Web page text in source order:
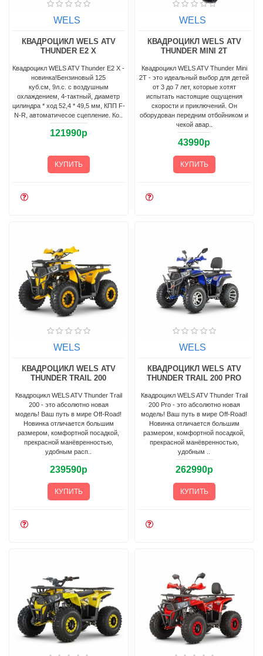
WELS
КВАДРОЦИКЛ WELS ATV
THUNDER E2 X
Квадроцикл WELS ATV Thunder E2 X -
новинка!Бензиновый 125
куб.см, 9л.с. с воздушным
охлаждением, 4-тактный, диаметр
цилиндра * ход 52,4 * 49,5 мм, КПП F-
N-R, автоматичесое сцепление. Ко..
121990р
КУПИТЬ
WELS
КВАДРОЦИКЛ WELS ATV
THUNDER MINI 2T
Квадроцикл WELS ATV Thunder Mini
2T - это идеальный выбор для детей
от 3 до 7 лет, которые хотят
испытать настоящие ощущения
скорости и приключений. Он
оборудован передним отбойником и
чекой авар..
43990р
КУПИТЬ
WELS
КВАДРОЦИКЛ WELS ATV
THUNDER TRAIL 200
Квадроцикл WELS ATV Thunder Trail
200 - это абсолютно новая
модель! Ваш путь в мире Off-Road!
Новинка отличается большим
размером, комфортной посадкой,
прекрасной манёвренностью,
удобным расп..
239590р
КУПИТЬ
WELS
КВАДРОЦИКЛ WELS ATV
THUNDER TRAIL 200 PRO
Квадроцикл WELS ATV Thunder Trail
200 Pro - это абсолютно новая
модель! Ваш путь в мире Off-Road!
Новинка отличается большим
размером, комфортной посадкой,
прекрасной манёвренностью,
удобным ..
262990р
КУПИТЬ